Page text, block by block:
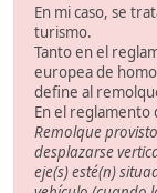
En mi caso, se
turismo.
Tanto en el
europea de
define al
En el reglamento
Remolque
desplazarse
eje(s) esté(n)